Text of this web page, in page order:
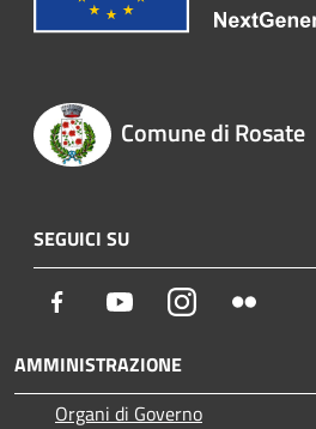
Comune di Rosate
SEGUICI SU
Facebook YoutubeInstagram
AMMINISTRAZIONE
Organi di Governo